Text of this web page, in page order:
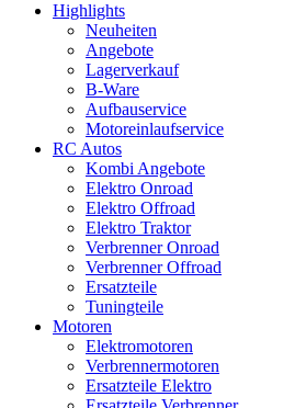
Highlights
Neuheiten
Angebote
Lagerverkauf
B-Ware
Aufbauservice
Motoreinlaufservice
RC Autos
Kombi Angebote
Elektro Onroad
Elektro Offroad
Elektro Traktor
Verbrenner Onroad
Verbrenner Offroad
Ersatzteile
Tuningteile
Motoren
Elektromotoren
Verbrennermotoren
Ersatzteile Elektro